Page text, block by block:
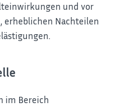
und vor
erheblichen Nachteilen
im Bereich